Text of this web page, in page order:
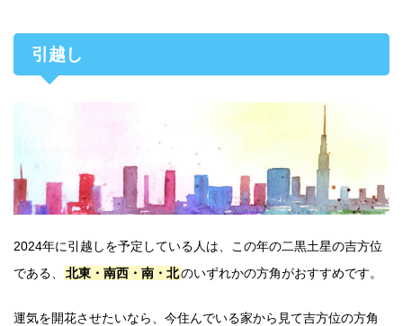
引越し
2024年に引越しを予定している人は、この年の二黒土星の吉方位
である、
北東・南西・南・北のいずれかの方角がおすすめです。
運気を開花させたいなら、今住んでいる家から見て吉方位の方角